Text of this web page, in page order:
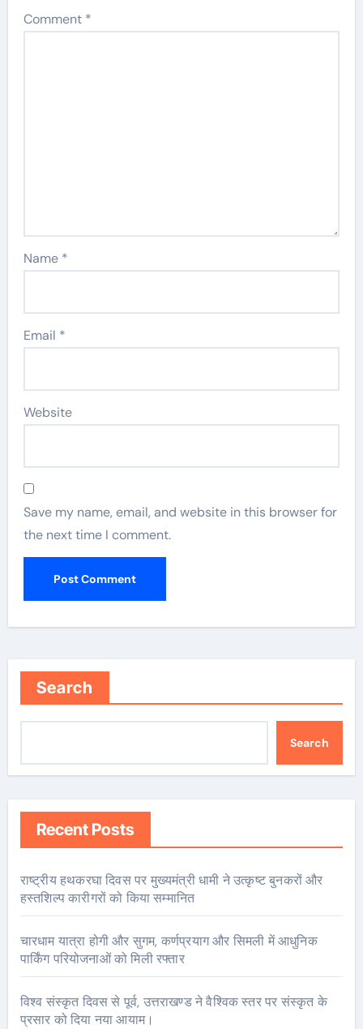
Comment *
Name *
Email *
Website
Save my name, email, and website in this browser for
the next time I comment.
Search
Search
Recent Posts
राष्ट्रीय हथकरघा दिवस पर मुख्यमंत्री धामी ने उत्कृष्ट बुनकरों और
हस्तशिल्प कारीगरों को किया सम्मानित
चारधाम यात्रा होगी और सुगम, कर्णप्रयाग और सिमली में आधुनिक
पार्किंग परियोजनाओं को मिली रफ्तार
विश्व संस्कृत दिवस से पूर्व, उत्तराखण्ड ने वैश्विक स्तर पर संस्कृत के
प्रसार को दिया नया आयाम।